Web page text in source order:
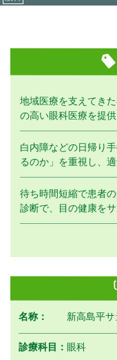
地域医療を支えてき
の高い眼科医療を提
白内障などの日帰り
るのか」を重視し、
待ち時間短縮で患者
診断で、目の健康を
名称： 新高島平
診療科目：眼科